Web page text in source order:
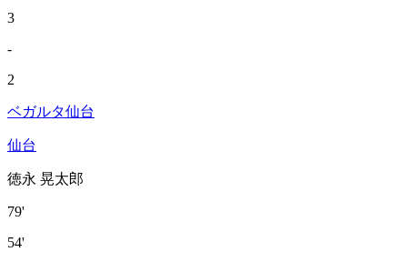
3
-
2
ベガルタ仙台
仙台
徳永 晃太郎
79'
54'